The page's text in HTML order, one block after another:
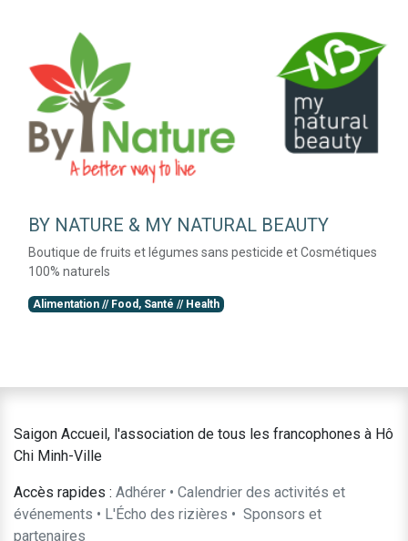
BY NATURE & MY NATURAL BEAUTY
Boutique de fruits et légumes sans pesticide et Cosmétiques
100% naturels
Alimentation // Food, Santé // Health
Saigon Accueil, l'association de tous les francophones à Hô
Chi Minh-Ville
Accès rapides : Adhérer • Calendrier des activités et
événements • L'Écho des rizières • ​Sponsors et
partenaires​​